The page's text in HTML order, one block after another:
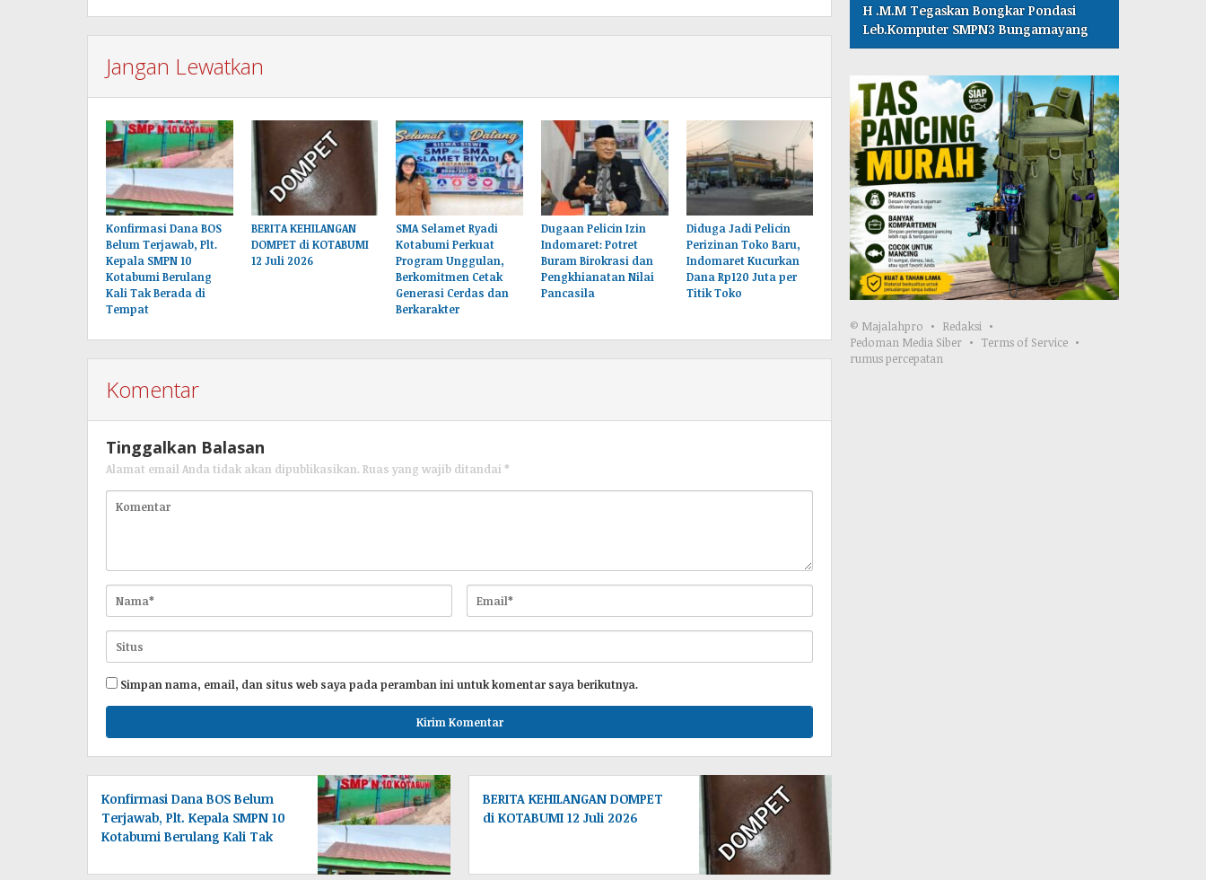
Jangan Lewatkan
Konfirmasi Dana BOS
Belum Terjawab, Plt.
Kepala SMPN 10
Kotabumi Berulang
Kali Tak Berada di
Tempat
BERITA KEHILANGAN
DOMPET di KOTABUMI
12 Juli 2026
SMA Selamet Ryadi
Kotabumi Perkuat
Program Unggulan,
Berkomitmen Cetak
Generasi Cerdas dan
Berkarakter
Dugaan Pelicin Izin
Indomaret: Potret
Buram Birokrasi dan
Pengkhianatan Nilai
Pancasila
‎Diduga Jadi Pelicin
Perizinan Toko Baru,
Indomaret Kucurkan
Dana Rp120 Juta per
Titik Toko
Komentar
Tinggalkan Balasan
Alamat email Anda tidak akan dipublikasikan. Ruas yang wajib ditandai *
Simpan nama, email, dan situs web saya pada peramban ini untuk komentar saya berikutnya.
Konfirmasi Dana BOS Belum
Terjawab, Plt. Kepala SMPN 10
Kotabumi Berulang Kali Tak
BERITA KEHILANGAN DOMPET
di KOTABUMI 12 Juli 2026
H .M.M Tegaskan Bongkar Pondasi
Leb.Komputer SMPN3 Bungamayang
© Majalahpro
Redaksi
Pedoman Media Siber
Terms of Service
rumus percepatan